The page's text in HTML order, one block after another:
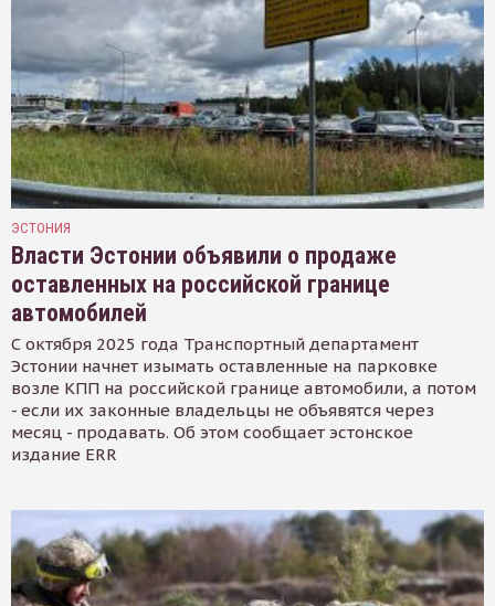
ЭСТОНИЯ
Власти Эстонии объявили о продаже
оставленных на российской границе
автомобилей
С октября 2025 года Транспортный департамент
Эстонии начнет изымать оставленные на парковке
возле КПП на российской границе автомобили, а потом
- если их законные владельцы не объявятся через
месяц - продавать. Об этом сообщает эстонское
издание ERR